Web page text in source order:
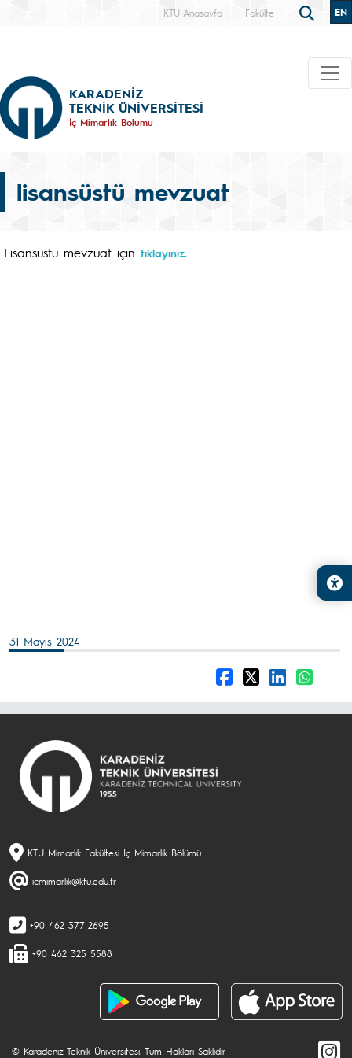
KTÜ Anasayfa Fakülte EN
KARADENİZ
TEKNİK ÜNİVERSİTESİ
İç Mimarlık Bölümü
lisansüstü mevzuat
Lisansüstü mevzuat için tıklayınız.
31 Mayıs 2024
KTÜ Mimarlık Fakültesi İç Mimarlık Bölümü
icmimarlik@ktu.edu.tr
+90 462 377 2695
+90 462 325 5588
© Karadeniz Teknik Üniversitesi. Tüm Hakları Saklıdır